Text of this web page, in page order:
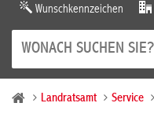
Wunschkennzeichen
Landratsamt Service